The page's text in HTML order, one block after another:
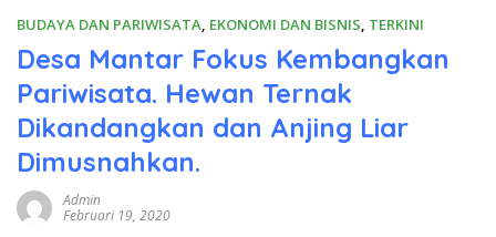
BUDAYA DAN PARIWISATA, EKONOMI DAN BISNIS, TERKINI
Desa Mantar Fokus Kembangkan
Pariwisata. Hewan Ternak
Dikandangkan dan Anjing Liar
Dimusnahkan.
Admin
Februari 19, 2020